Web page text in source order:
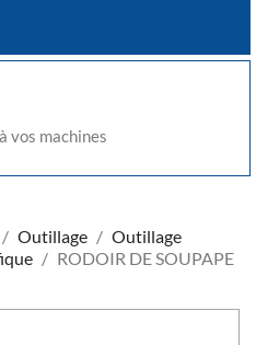
vos machines
Outillage
Outillage
RODOIR DE SOUPAPE